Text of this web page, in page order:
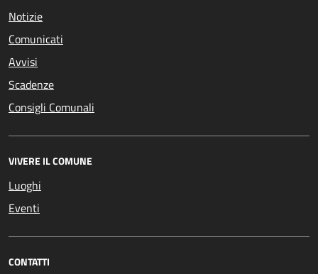
Notizie
Comunicati
Avvisi
Scadenze
Consigli Comunali
VIVERE IL COMUNE
Luoghi
Eventi
CONTATTI